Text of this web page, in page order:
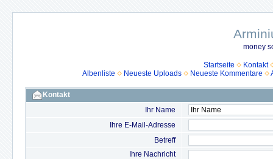
money
Startseite
Kontakt
Albenliste
Neueste Uploads Neueste Kommentare
Kontakt
Ihr Name
Ihre E-Mail-Adresse
Betreff
Ihre Nachricht